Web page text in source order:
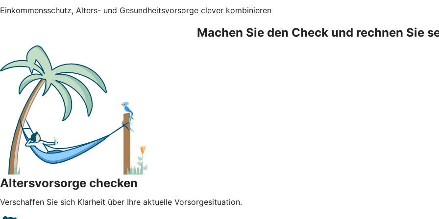
Einkommensschutz, Alters- und Gesundheitsvorsorge clever kombinieren
Machen Sie den Check und rechnen Sie
Altersvorsorge checken
Verschaffen Sie sich Klarheit über Ihre aktuelle Vorsorgesituation.